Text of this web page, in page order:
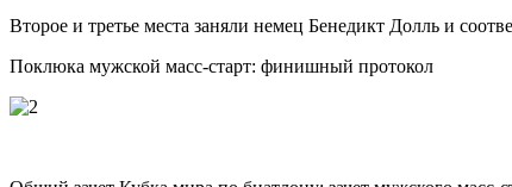
Второе и третье места заняли немец Бенедикт Долль и
Поклюка мужской масс-старт: финишный протокол